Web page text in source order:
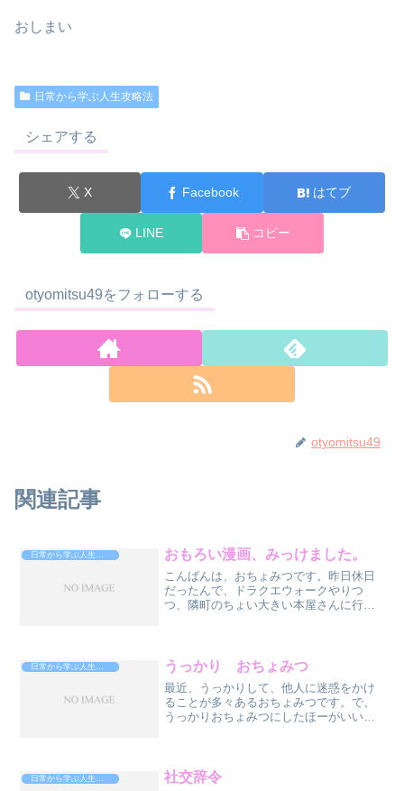
おしまい
日常から学ぶ人生攻略法
シェアする
X Facebook はてブ
LINE コピー
otyomitsu49をフォローする
otyomitsu49
関連記事
日常から学ぶ人生攻略法 おもろい漫画、みっけました。
こんばんは、おちょみつです。昨日休日
だったんで、ドラクエウォークやりつ
つ、隣町のちょい大きい本屋さんに行っ
た、やってくれた、嬉しい。ス...
うっかり おちょみつ
最近、うっかりして、他人に迷惑をかけ
ることが多々あるおちょみつです。で、
うっかりおちょみつにしたほーがいいの
門、思い出すと、理不尽の極...
社交辞令